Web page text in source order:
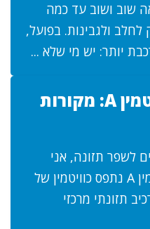
שוב ושוב עד כמה
לחלב ולגבינות. בפועל,
יותר: יש מי שלא ...
מזונות עשירים בוויטמין A: מקורות
לשפר תזונה, אני
רואה שוב ושוב עד כמה ויטמין A נתפס כוויטמין של
תזונתי מרכזי